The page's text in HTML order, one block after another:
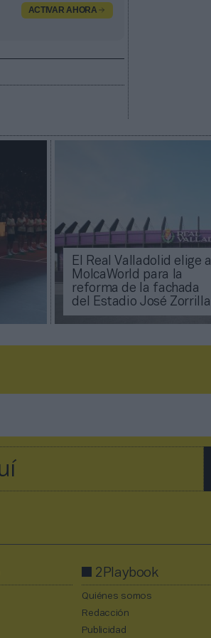
ACTIVAR AHORA
El Real Valladolid elige a
MolcaWorld para la
reforma de la fachada
del Estadio José Zorrilla
2Playbook
Quiénes somos
Redacción
Publicidad